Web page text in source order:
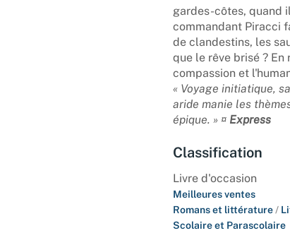
gardes-côtes, quand
commandant Piracci
de clandestins, les
que le rêve brisé ?
compassion et
« Voyage initiatique,
aride manie les
épique. » ¤ Express
Classification
Livre d'occasion
Meilleures ventes
Romans et littérature /
Scolaire et Parascolaire